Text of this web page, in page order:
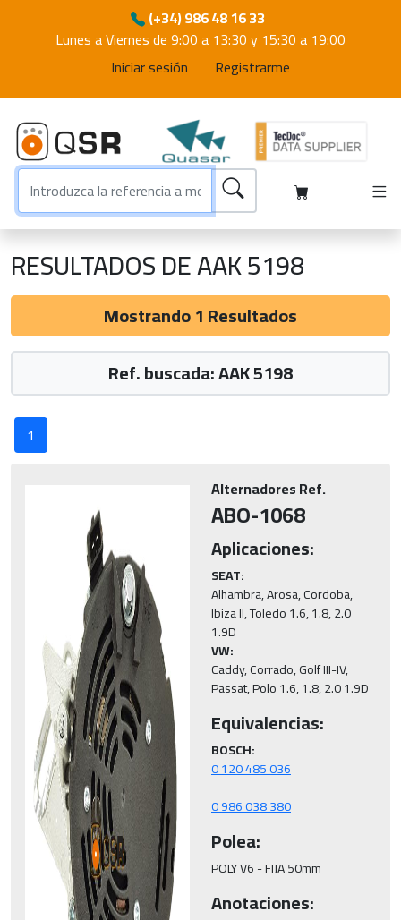
(+34) 986 48 16 33
Lunes a Viernes de 9:00 a 13:30 y 15:30 a 19:00
Iniciar sesión
Registrarme
RESULTADOS DE AAK 5198
Mostrando 1 Resultados
Ref. buscada: AAK 5198
1
Alternadores Ref.
ABO-1068
Aplicaciones:
SEAT:
Alhambra, Arosa, Cordoba,
Ibiza II, Toledo 1.6, 1.8, 2.0
VW:
Caddy, Corrado, Golf III-IV,
Passat, Polo 1.6, 1.8, 2.0 1.9D
Equivalencias:
BOSCH:
0 986 038 380
Polea:
POLY V6 - FIJA 50mm
Anotaciones: